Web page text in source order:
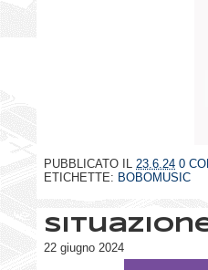
PUBBLICATO IL 23.6.24 0
ETICHETTE: BOBOMUSIC
22 giugno 2024